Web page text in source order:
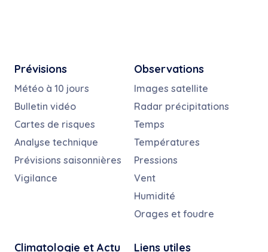
Prévisions
Météo à 10 jours
Bulletin vidéo
Cartes de risques
Analyse technique
Prévisions saisonnières
Vigilance
Observations
Images satellite
Radar précipitations
Temps
Températures
Pressions
Vent
Humidité
Orages et foudre
Climatologie et Actu Liens utiles